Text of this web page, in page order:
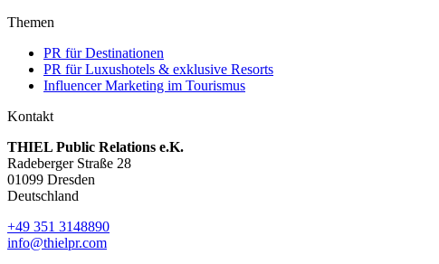
Themen
PR für Destinationen
PR für Luxushotels & exklusive Resorts
Influencer Marketing im Tourismus
Kontakt
THIEL Public Relations e.K.
Radeberger Straße 28
01099 Dresden
Deutschland
+49 351 3148890
info@thielpr.com